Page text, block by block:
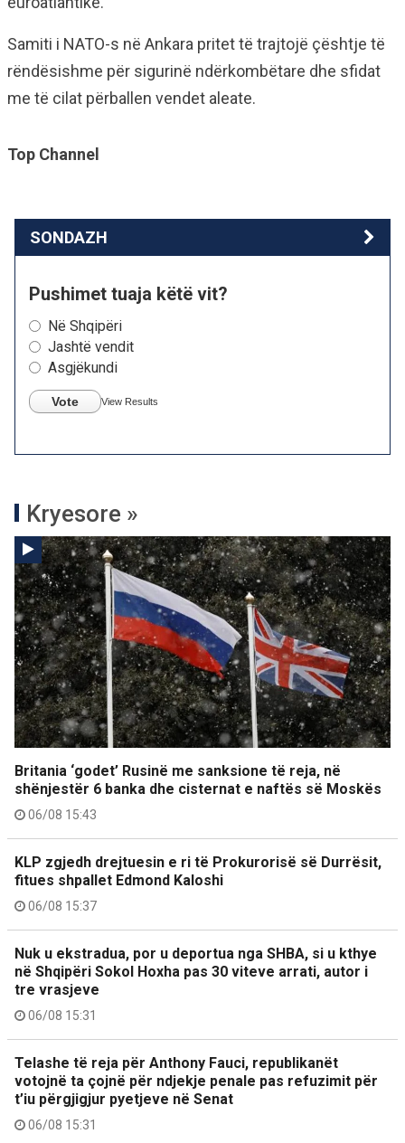
Samiti i NATO-s në Ankara pritet të trajtojë çështje të
rëndësishme për sigurinë ndërkombëtare dhe sfidat
me të cilat përballen vendet aleate.
Top Channel
SONDAZH
Pushimet tuaja këtë vit?
Në Shqipëri
Jashtë vendit
Asgjëkundi
Vote View Results
Kryesore »
Britania ‘godet’ Rusinë me sanksione të reja, në
shënjestër 6 banka dhe cisternat e naftës së Moskës
06/08 15:43
KLP zgjedh drejtuesin e ri të Prokurorisë së Durrësit,
fitues shpallet Edmond Kaloshi
06/08 15:37
Nuk u ekstradua, por u deportua nga SHBA, si u kthye
në Shqipëri Sokol Hoxha pas 30 viteve arrati, autor i
tre vrasjeve
06/08 15:31
Telashe të reja për Anthony Fauci, republikanët
votojnë ta çojnë për ndjekje penale pas refuzimit për
t’iu përgjigjur pyetjeve në Senat
06/08 15:31